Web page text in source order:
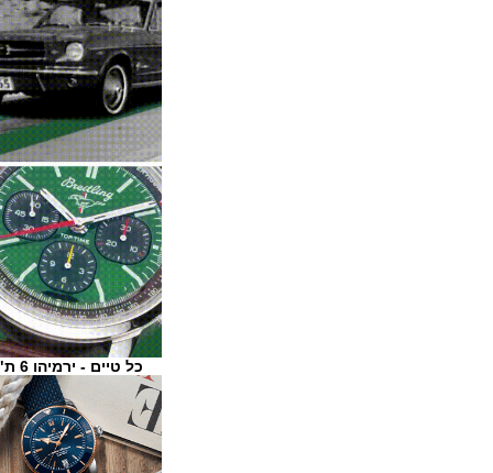
כל טיים - ירמיהו 6 ת"א